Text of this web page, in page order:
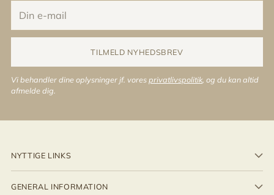
e-
mail
TILMELD NYHEDSBREV
Vi behandler dine oplysninger jf. voresprivatlivspolitik , og du kan altid
afmelde dig.
NYTTIGE LINKS
GENERAL INFORMATION